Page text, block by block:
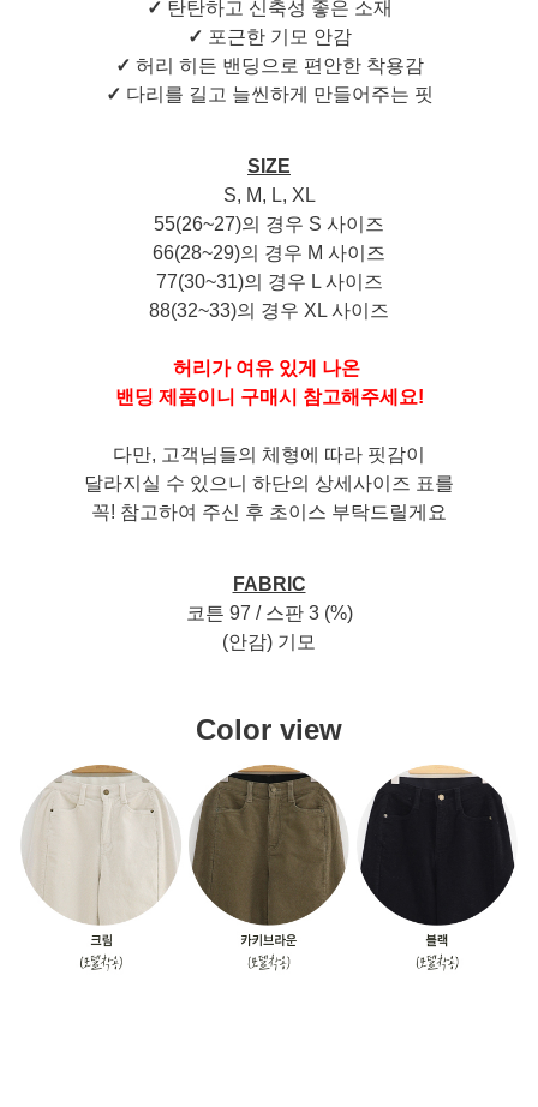
✓ 탄탄하고 신축성 좋은 소재
✓ 포근한 기모 안감
✓ 허리 히든 밴딩으로 편안한 착용감
✓ 다리를 길고 늘씬하게 만들어주는 핏
SIZE
S, M, L, XL
55(26~27)의 경우 S 사이즈
66(28~29)의 경우 M 사이즈
77(30~31)의 경우 L 사이즈
88(32~33)의 경우 XL 사이즈
허리가 여유 있게 나온
밴딩 제품이니 구매시 참고해주세요!
다만, 고객님들의 체형에 따라 핏감이
달라지실 수 있으니 하단의 상세사이즈 표를
꼭! 참고하여 주신 후 초이스 부탁드릴게요
FABRIC
코튼 97 / 스판 3 (%)
(안감) 기모
Color view